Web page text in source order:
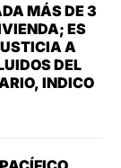
MÁS DE 3
ES
A
DEL
INDICO